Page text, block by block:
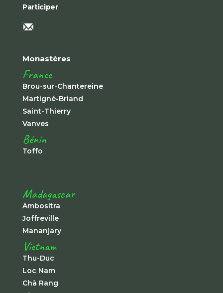
Participer
Monastères
France
Brou-sur-Chantereine
Martigné-Briand
Saint-Thierry
Vanves
Bénin
Toffo
Madagascar
Ambositra
Joffreville
Mananjary
Vietnam
Thu-Duc
Loc Nam
Chà Rang